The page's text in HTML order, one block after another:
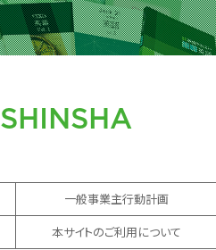
一般事業主行動計画
本サイトのご利用について